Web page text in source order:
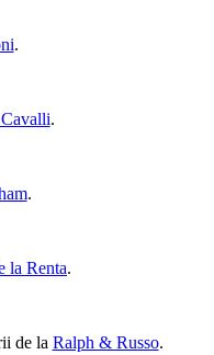
.
.
.
la Renta.
de la Ralph & Russo.